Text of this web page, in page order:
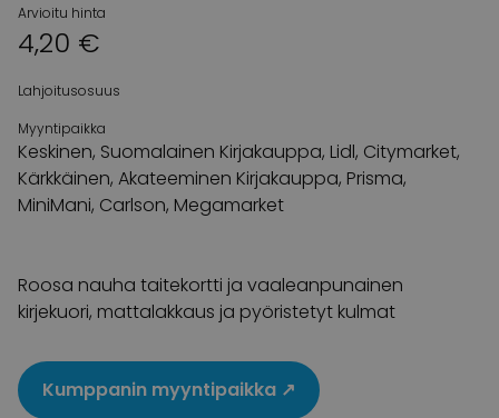
Arvioitu hinta
4,20 €
Lahjoitusosuus
Myyntipaikka
Keskinen, Suomalainen Kirjakauppa, Lidl, Citymarket,
Kärkkäinen, Akateeminen Kirjakauppa, Prisma,
MiniMani, Carlson, Megamarket
Roosa nauha taitekortti ja vaaleanpunainen
kirjekuori, mattalakkaus ja pyöristetyt kulmat
Kumppanin myyntipaikka ↗